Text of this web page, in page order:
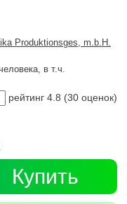
Produktionsges, m.b.H.
в т.ч.
рейтинг 4.8 (30 оценок)
Купить